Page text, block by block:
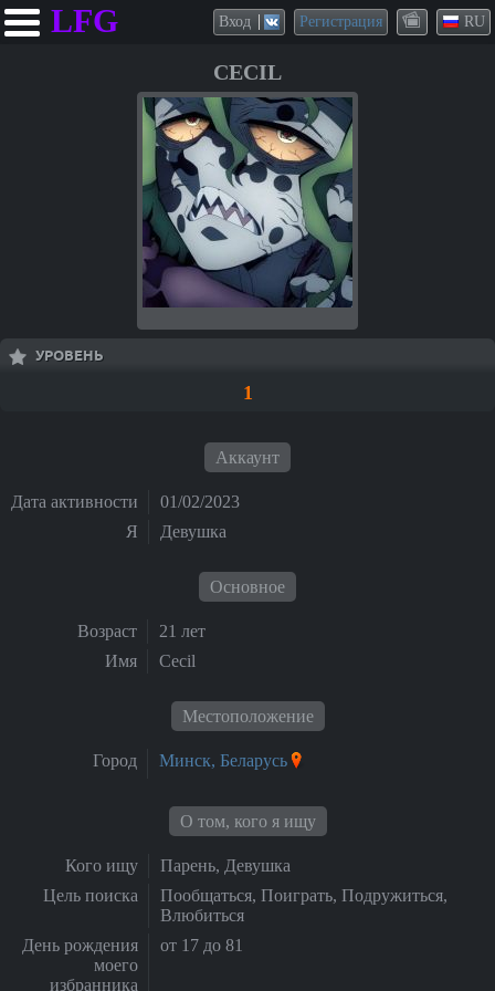
LFG Вход Регистрация RU
CECIL
УРОВЕНЬ
1
Аккаунт
Дата активности
01/02/2023
Я
Девушка
Основное
Возраст
21 лет
Имя
Cecil
Местоположение
Город Минск, Беларусь
О том, кого я ищу
Кого ищу
Парень, Девушка
Цель поиска
Пообщаться, Поиграть, Подружиться,
Влюбиться
День рождения
моего
избранника
от 17 до 81